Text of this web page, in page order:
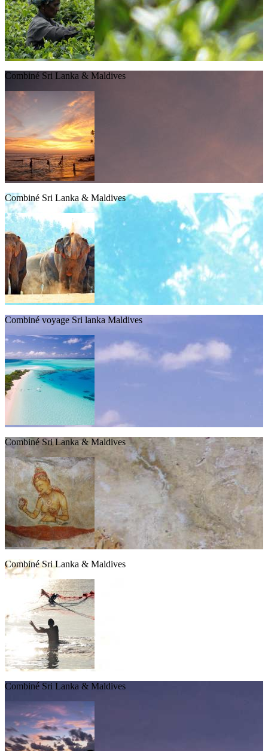
Combiné Sri Lanka & Maldives
Combiné Sri Lanka & Maldives
Combiné voyage Sri lanka Maldives
Combiné Sri Lanka & Maldives
Combiné Sri Lanka & Maldives
Combiné Sri Lanka & Maldives